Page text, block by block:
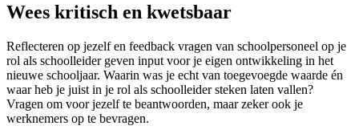
Wees kritisch en kwetsbaar
Reflecteren op jezelf en feedback vragen van schoolpersoneel op je
rol als schoolleider geven input voor je eigen ontwikkeling in het
nieuwe schooljaar. Waarin was je echt van toegevoegde waarde én
waar heb je juist in je rol als schoolleider steken laten vallen?
Vragen om voor jezelf te beantwoorden, maar zeker ook je
werknemers op te bevragen.